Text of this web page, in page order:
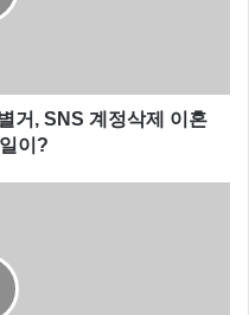
일입니다. 대부분 직장
거, SNS 계정삭제 이혼
이?